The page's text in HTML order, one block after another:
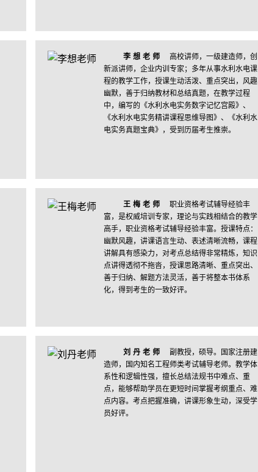
李想老师
高校讲师，一级建造师，创
新派讲师，企业内训专家；多年从事水利水电课
程的教学工作，授课生动活泼、重点突出，风趣
幽默，善于归纳教材和总结真题，在教学过程
中，编写的《水利水电实务数字记忆宫殿》、
《水利水电实务精讲课程思维导图》、《水利水
电实务真题宝典》，受到历届考生推崇。
王梅老师
职业资格考试辅导经验丰
富，是权威培训专家，理论与实践相结合的教学
高手，职业资格考试辅导经验丰富。授课特点：
幽默风趣，讲课语言生动、表述清晰流畅，课程
讲解具有感染力，对考点总结得非常精炼，知识
点讲得透彻不拖沓，授课思路清晰、重点突出、
善于归纳、解题方法灵活，善于将整本书体系
化，得到考生的一致好评。
刘丹老师
副教授，硕导。国家注册建
造师，国内知名工程师类考试辅导老师。教学体
系性和逻辑性强，擅长总结法规书中难点、重
点，能够帮助学员在更短时间掌握考纲重点、难
点内容。考点把握准确，讲课形象生动，深受学
员好评。